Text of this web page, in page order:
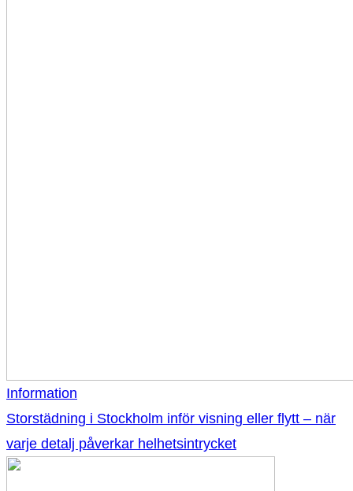
Information
Storstädning i Stockholm inför visning eller flytt – när
varje detalj påverkar helhetsintrycket